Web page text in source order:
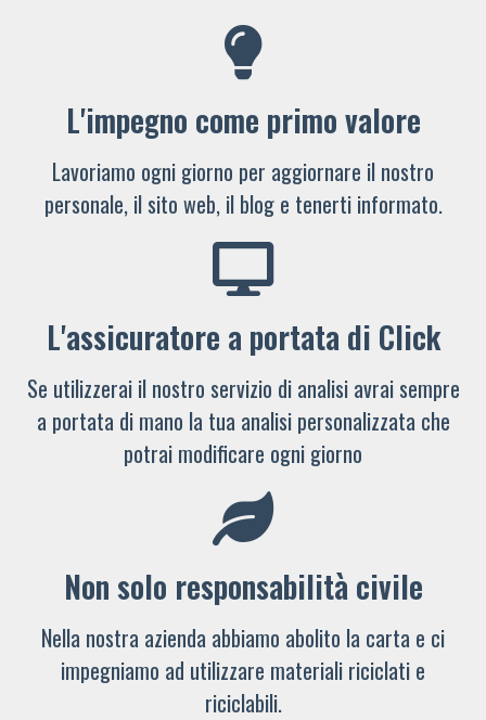
L'impegno come primo valore
Lavoriamo ogni giorno per aggiornare il nostro
personale, il sito web, il blog e tenerti informato.
L'assicuratore a portata di Click
Se utilizzerai il nostro servizio di analisi avrai sempre
a portata di mano la tua analisi personalizzata che
potrai modificare ogni giorno
Non solo responsabilità civile
Nella nostra azienda abbiamo abolito la carta e ci
impegniamo ad utilizzare materiali riciclati e
riciclabili.